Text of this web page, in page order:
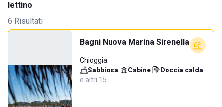
lettino
6 Risultati
Bagni Nuova Marina Sirenella
Chioggia
Sabbiosa· Cabine· Doccia calda·
e altri 15…